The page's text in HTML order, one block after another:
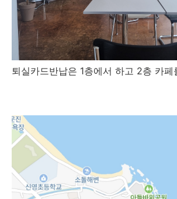
퇴실카드반납은 1층에서 하고 2층 카페